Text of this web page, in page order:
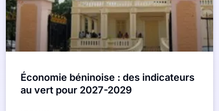
Économie béninoise : des indicateurs
au vert pour 2027-2029